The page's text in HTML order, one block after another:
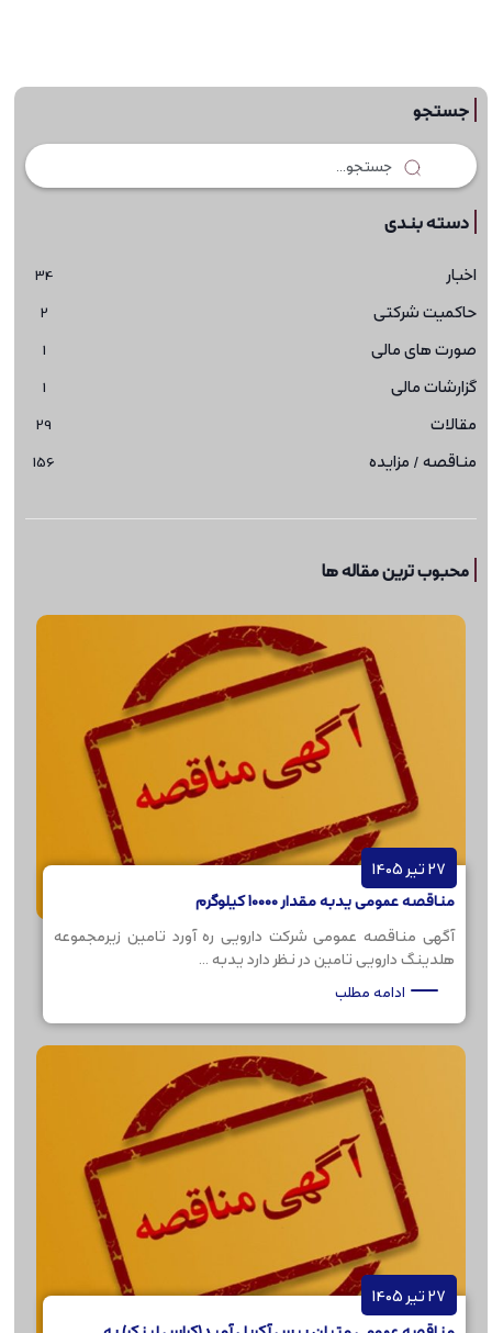
جستجو
دسته بندی
اخبار 34
حاکمیت شرکتی 2
صورت های مالی 1
گزارشات مالی 1
مقالات 29
مناقصه / مزایده 156
محبوب ترین مقاله ها
27 تیر 1405
مناقصه عمومی یدبه مقدار 10000 کیلوگرم
آگهی مناقصه عمومی شرکت دارویی ره آورد تامین زیرمجموعه
هلدینگ دارویی تامین در نظر دارد یدبه ...
ادامه مطلب
27 تیر 1405